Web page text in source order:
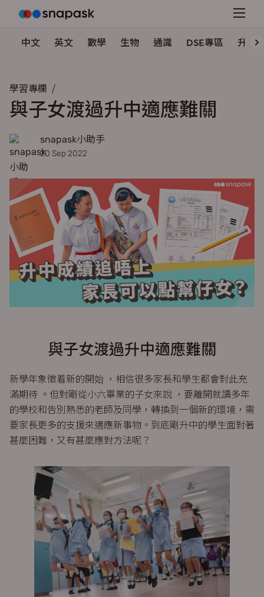
中文 英文 數學 生物 通識 DSE專區 升學
學習專欄
與子女渡過升中適應難關
snapask小助手
20 Sep 2022
與子女渡過升中適應難關
新學年象徵着新的開始 ，相信很多家長和學生都會對此充
滿期待 。但對剛從小六畢業的子女來說 ，要離開就讀多年
的學校和告別熟悉的老師及同學，轉換到一個新的環境，需
要家長更多的支援來適應新事物。到底剛升中的學生面對著
甚麼困難，又有甚麼應對方法呢？